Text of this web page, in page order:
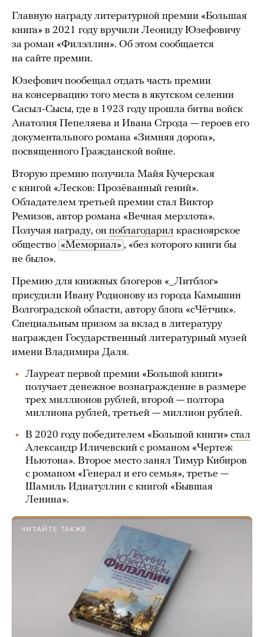
Главную награду литературной премии «Большая
книга» в 2021 году вручили Леониду Юзефовичу
за роман «Филэллин». Об этом сообщается
на сайте премии.
Юзефович пообещал отдать часть премии
на консервацию того места в якутском селении
Сасыл-Сысы, где в 1923 году прошла битва войск
Анатолия Пепеляева и Ивана Строда — героев его
документального романа «Зимняя дорога»,
посвященного Гражданской войне.
Вторую премию получила Майя Кучерская
с книгой «Лесков: Прозёванный гений».
Обладателем третьей премии стал Виктор
Ремизов, автор романа «Вечная мерзлота».
Получая награду, он поблагодарил красноярское
общество «Мемориал» , «без которого книги бы
не было».
Премию для книжных блогеров «_Литблог»
присудили Ивану Родионову из города Камышин
Волгоградской области, автору блога «сЧётчик».
Специальным призом за вклад в литературу
награжден Государственный литературный музей
имени Владимира Даля.
Лауреат первой премии «Большой книги»
получает денежное вознаграждение в размере
трех миллионов рублей, второй — полтора
миллиона рублей, третьей — миллион рублей.
В 2020 году победителем «Большой книги» стал
Александр Иличевский с романом «Чертеж
Ньютона». Второе место занял Тимур Кибиров
с романом «Генерал и его семья», третье —
Шамиль Идиатуллин с книгой «Бывшая
Ленина».
ЧИТАЙТЕ ТАКЖЕ